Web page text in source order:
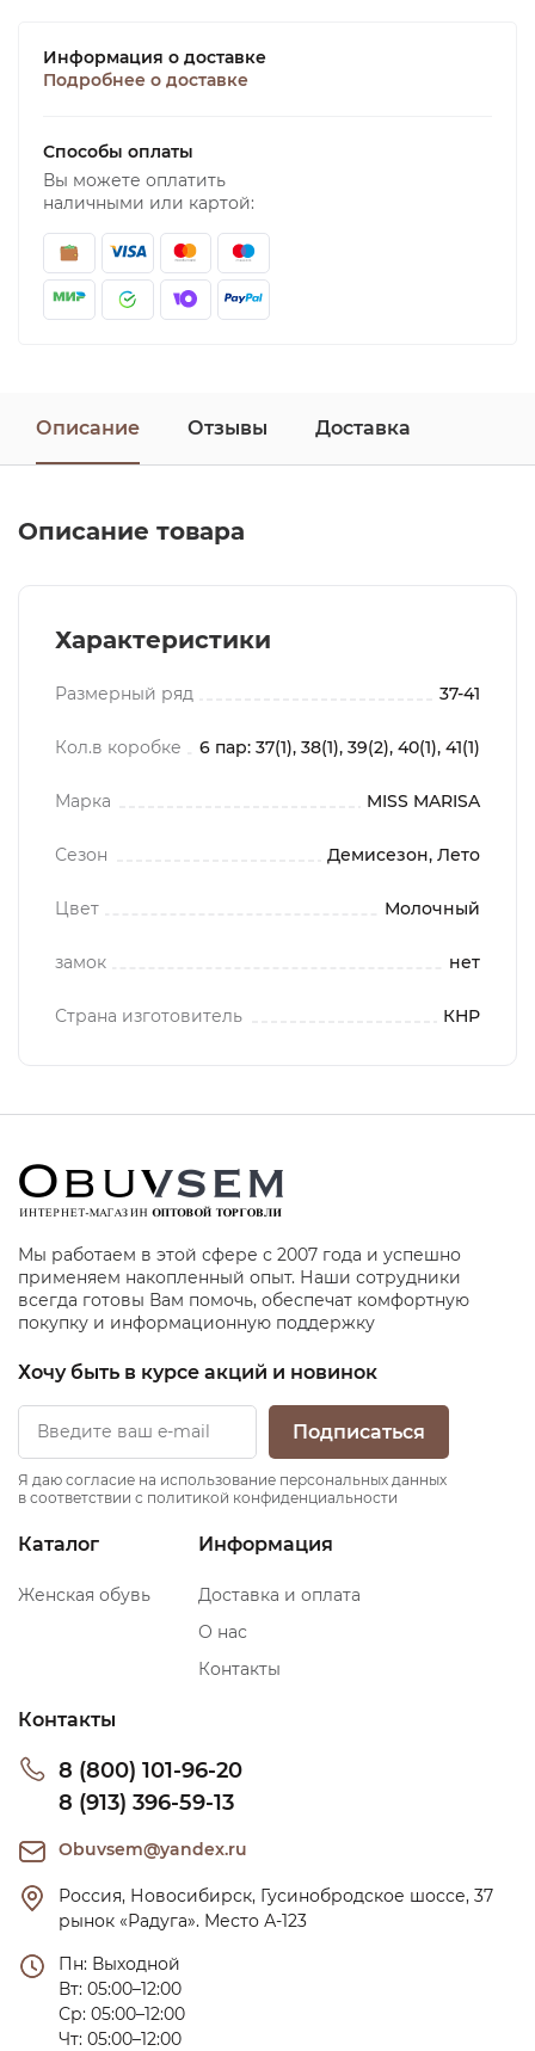
Информация о доставке
Подробнее о доставке
Способы оплаты
Вы можете оплатить
наличными или картой:
Описание Отзывы Доставка
Описание товара
Характеристики
Размерный ряд 37-41
Кол.в коробке 6 пар: 37(1), 38(1), 39(2), 40(1), 41(1)
Марка MISS MARISA
Сезон Демисезон, Лето
Цвет Молочный
замок нет
Страна изготовитель КНР
Мы работаем в этой сфере с 2007 года и успешно
применяем накопленный опыт. Наши сотрудники
всегда готовы Вам помочь, обеспечат комфортную
покупку и информационную поддержку
Хочу быть в курсе акций и новинок
Подписаться
Я даю согласие на использование персональных данных
в соответствии с политикой конфиденциальности
Каталог
Женская обувь
Информация
Доставка и оплата
О нас
Контакты
Контакты
8 (800) 101-96-20
8 (913) 396-59-13
Obuvsem@yandex.ru
Россия, Новосибирск, Гусинобродское шоссе, 37
рынок «Радуга». Место А-123
Пн: Выходной
Вт: 05:00–12:00
Ср: 05:00–12:00
Чт: 05:00–12:00